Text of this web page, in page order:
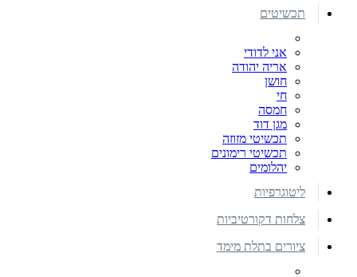
תכשיטים
אני לדודי
אריה יהודה
חושן
חי
חמסה
מגן דוד
תכשיטי מזוזה
תכשיטי רימונים
יהלומים
ליטוגרפיות
צלחות דקורטיביות
ציורים בתלת מימד